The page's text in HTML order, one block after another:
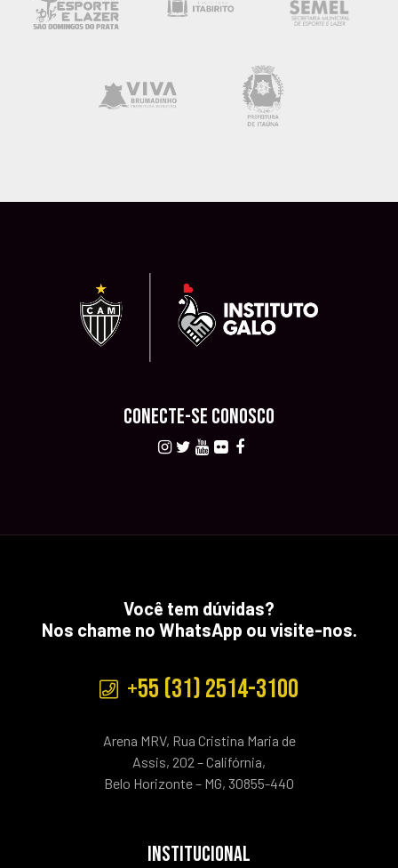
CONECTE-SE CONOSCO
Você tem dúvidas?
Nos chame no WhatsApp ou visite-nos.
+55 (31) 2514-3100
Arena MRV, Rua Cristina Maria de
Assis, 202 – Califórnia,
Belo Horizonte – MG, 30855-440
INSTITUCIONAL